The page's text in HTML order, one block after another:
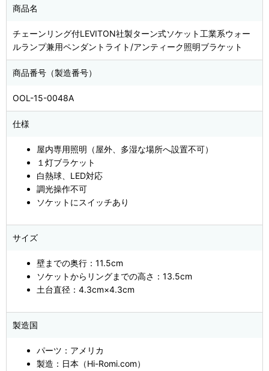
商品名
チェーンリング付LEVITON社製ターン式ソケット工業系ウォー
ルランプ兼用ペンダントライト/アンティーク照明ブラケット
商品番号（製造番号）
OOL-15-0048A
仕様
屋内専用照明（屋外、多湿な場所へ設置不可）
１灯ブラケット
白熱球、LED対応
調光操作不可
ソケットにスイッチあり
サイズ
壁までの奥行：11.5cm
ソケットからリングまでの高さ：13.5cm
土台直径：4.3cm×4.3cm
製造国
パーツ：アメリカ
製造：日本（Hi-Romi.com）